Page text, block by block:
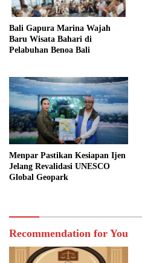
Bali Gapura Marina Wajah
Baru Wisata Bahari di
Pelabuhan Benoa Bali
Menpar Pastikan Kesiapan Ijen
Jelang Revalidasi UNESCO
Global Geopark
Recommendation for You